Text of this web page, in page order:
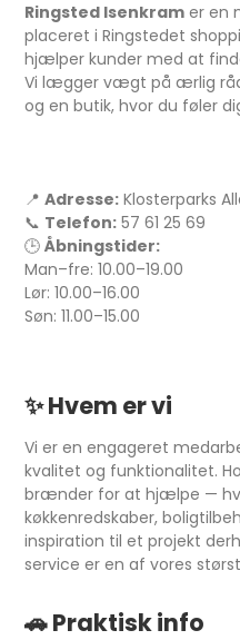
Ringsted Isenkram er en
placeret i Ringstedet
hjælper kunder med at
Vi lægger vægt på ærlig
og en butik, hvor du føler
📍Adresse: Klosterparks
📞 Telefon: 57 61 25 69
🕒Åbningstider:
Man–fre: 10.00–19.00
Lør: 10.00–16.00
Søn: 11.00–15.00
✨Hvem er vi
Vi er en engageret
kvalitet og funktionalitet.
brænder for at hjælpe —
køkkenredskaber,
inspiration til et projekt
service er en af vores
🚗Praktisk info